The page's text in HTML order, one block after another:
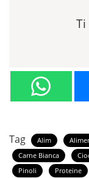
Tag Alim
Carne Bianca
Pinoli
Proteine